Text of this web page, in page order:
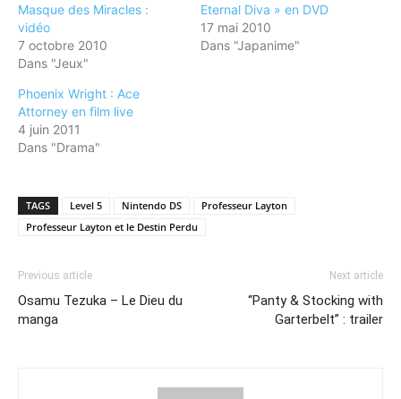
Masque des Miracles :
vidéo
7 octobre 2010
Dans "Jeux"
Eternal Diva » en DVD
17 mai 2010
Dans "Japanime"
Phoenix Wright : Ace
Attorney en film live
4 juin 2011
Dans "Drama"
TAGS Level 5 Nintendo DS
Professeur Layton
Professeur Layton et le Destin Perdu
Previous article
Osamu Tezuka – Le Dieu du
manga
Next article
“Panty & Stocking with
Garterbelt” : trailer